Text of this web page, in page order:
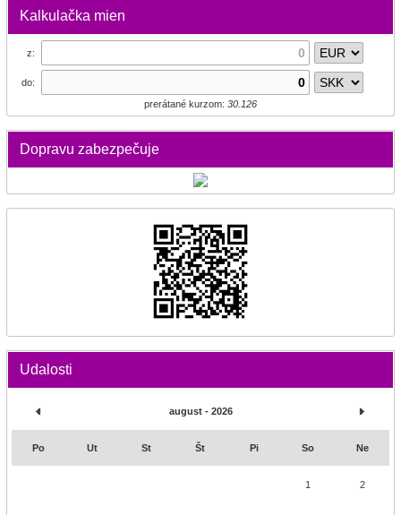
Kalkulačka mien
z:
do:
prerátané kurzom: 30.126
Dopravu zabezpečuje
Udalosti
august - 2026
Po Ut St Št Pi So Ne
1 2